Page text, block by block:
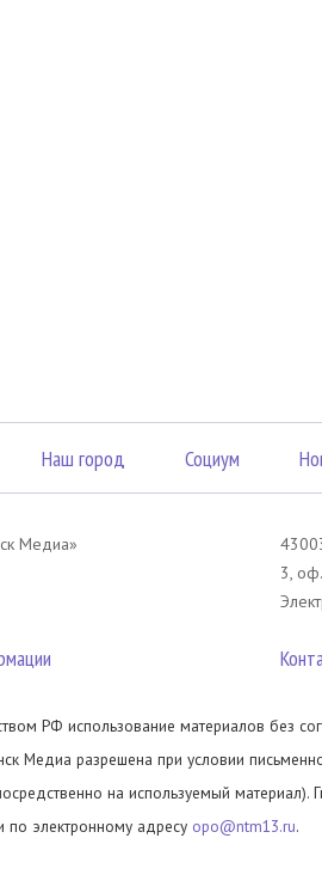
Наш город Социум
Mедиа»
3,
РФ использование материалов без
Медиа разрешена при условии
на используемый материал).
по электронному адресу opo@ntm13.ru.